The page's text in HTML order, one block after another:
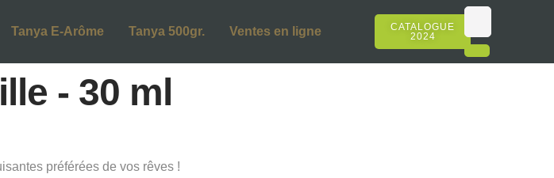
Tanya E-Arôme Tanya 500gr. Ventes en ligne
CATALOGUE
2024
- 30 ml
préférées de vos rêves !